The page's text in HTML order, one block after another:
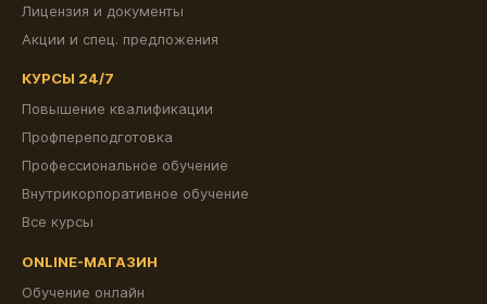
Лицензия и документы
Акции и спец. предложения
КУРСЫ 24/7
Повышение квалификации
Профпереподготовка
Профессиональное обучение
Внутрикорпоративное обучение
Все курсы
ONLINE-МАГАЗИН
Обучение онлайн